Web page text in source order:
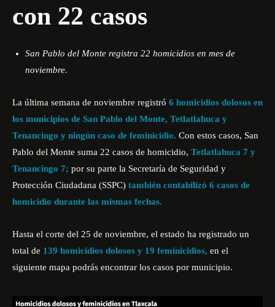
con 22 casos
San Pablo del Monte registra 22 homicidios en mes de
noviembre.
La última semana de noviembre registró 6 homicidios dolosos en
los municipios de San Pablo del Monte, Tetlatlahuca y
Tenancingo y ningún caso de feminicidio. Con estos casos, San
Pablo del Monte suma 22 casos de homicidio, Tetlatlahuca 7 y
Tenancingo 7; por su parte la Secretaría de Seguridad y
Protección Ciudadana (SSPC) también contabilizó 6 casos de
homicidio durante las mismas fechas.
Hasta el corte del 25 de noviembre, el estado ha registrado un
total de 139 homicidios dolosos y 19 feminicidios, en el
siguiente mapa podrás encontrar los casos por municipio.